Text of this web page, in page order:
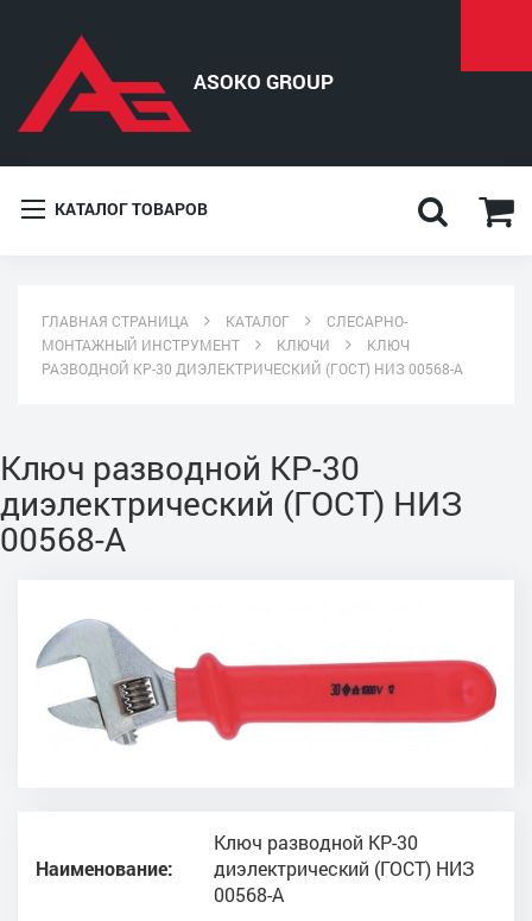
КАТАЛОГ ТОВАРОВ
ГЛАВНАЯ СТРАНИЦА КАТАЛОГ
СЛЕСАРНО-
МОНТАЖНЫЙ ИНСТРУМЕНТ
КЛЮЧИ
КЛЮЧ
РАЗВОДНОЙ КР-30 ДИЭЛЕКТРИЧЕСКИЙ (ГОСТ) НИЗ 00568-А
Ключ разводной КР-30
диэлектрический (ГОСТ) НИЗ
00568-А
Наименование:
Ключ разводной КР-30
диэлектрический (ГОСТ) НИЗ
00568-А